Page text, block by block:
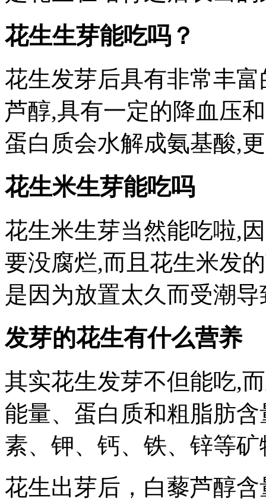
花生生芽能吃吗？
花生发芽后具有非常丰
芦醇,具有一定的降血压
蛋白质会水解成氨基酸,
花生米生芽能吃吗
花生米生芽当然能吃啦,
要没腐烂,而且花生米发
是因为放置太久而受潮
发芽的花生有什么营养
其实花生发芽不但能吃,
能量、蛋白质和粗脂肪
素、钾、钙、铁、锌等
花生出芽后，白藜芦醇